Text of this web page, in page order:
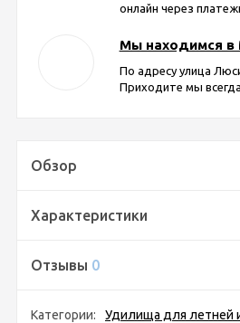
онлайн через
Мы находимся в
По адресу улица
Приходите мы
Обзор
Характеристики
Отзывы 0
Категории:
Удилища для летней